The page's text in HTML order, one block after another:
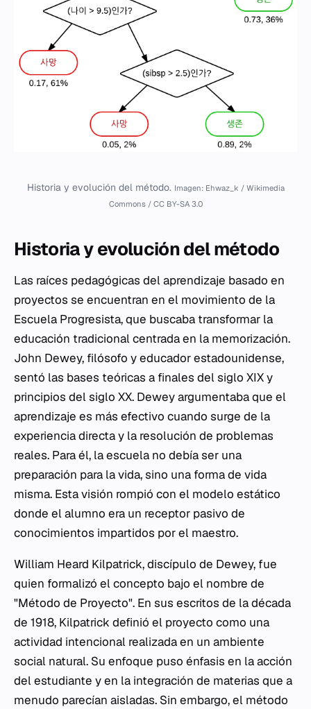
Historia y evolución del método. Imagen: Ehwaz_k / Wikimedia
Commons / CC BY-SA 3.0
Historia y evolución del método
Las raíces pedagógicas del aprendizaje basado en
proyectos se encuentran en el movimiento de la
Escuela Progresista, que buscaba transformar la
educación tradicional centrada en la memorización.
John Dewey, filósofo y educador estadounidense,
sentó las bases teóricas a finales del siglo XIX y
principios del siglo XX. Dewey argumentaba que el
aprendizaje es más efectivo cuando surge de la
experiencia directa y la resolución de problemas
reales. Para él, la escuela no debía ser una
preparación para la vida, sino una forma de vida
misma. Esta visión rompió con el modelo estático
donde el alumno era un receptor pasivo de
conocimientos impartidos por el maestro.
William Heard Kilpatrick, discípulo de Dewey, fue
quien formalizó el concepto bajo el nombre de
"Método de Proyecto". En sus escritos de la década
de 1918, Kilpatrick definió el proyecto como una
actividad intencional realizada en un ambiente
social natural. Su enfoque puso énfasis en la acción
del estudiante y en la integración de materias que a
menudo parecían aisladas. Sin embargo, el método